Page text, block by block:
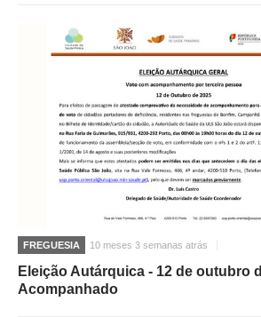
FREGUESIA 10 meses 3 semanas atrás
Eleição Autárquica - 12 de outubro
Acompanhado